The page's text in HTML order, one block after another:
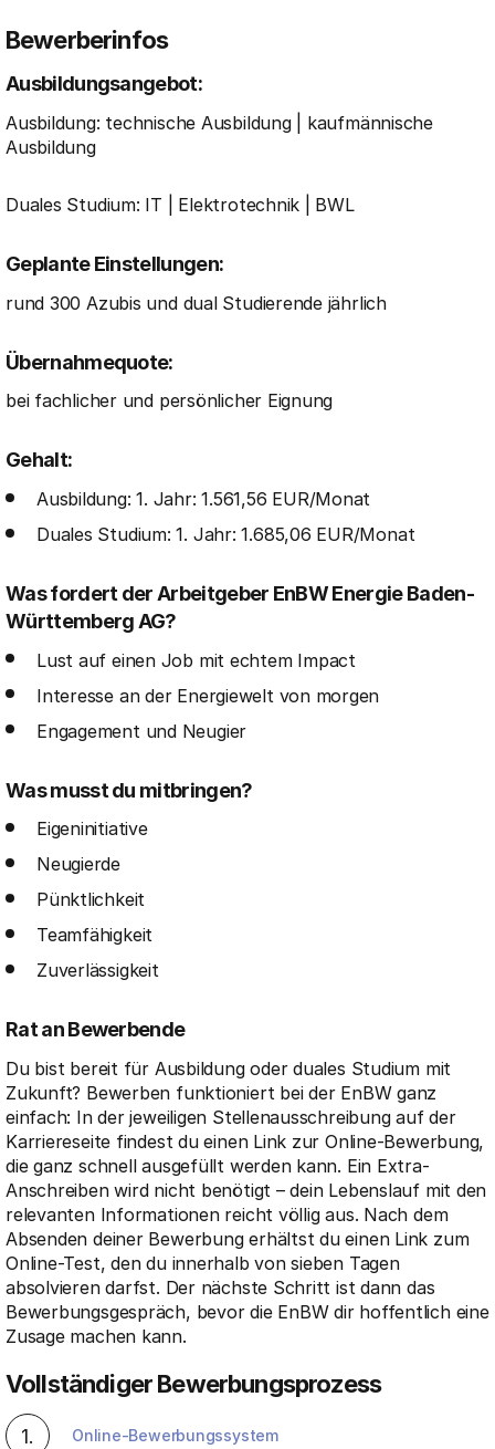
Bewerberinfos
Ausbildungsangebot:
Ausbildung: technische Ausbildung | kaufmännische
Ausbildung
Duales Studium: IT | Elektrotechnik | BWL
Geplante Einstellungen:
rund 300 Azubis und dual Studierende jährlich
Übernahmequote:
bei fachlicher und persönlicher Eignung
Gehalt:
Ausbildung: 1. Jahr: 1.561,56 EUR/Monat
Duales Studium: 1. Jahr: 1.685,06 EUR/Monat
Was fordert der Arbeitgeber EnBW Energie Baden-
Württemberg AG?
Lust auf einen Job mit echtem Impact
Interesse an der Energiewelt von morgen
Engagement und Neugier
Was musst du mitbringen?
Eigeninitiative
Neugierde
Pünktlichkeit
Teamfähigkeit
Zuverlässigkeit
Rat an Bewerbende
Du bist bereit für Ausbildung oder duales Studium mit
Zukunft? Bewerben funktioniert bei der EnBW ganz
einfach: In der jeweiligen Stellenausschreibung auf der
Karriereseite findest du einen Link zur Online-Bewerbung,
die ganz schnell ausgefüllt werden kann. Ein Extra-
Anschreiben wird nicht benötigt – dein Lebenslauf mit den
relevanten Informationen reicht völlig aus. Nach dem
Absenden deiner Bewerbung erhältst du einen Link zum
Online-Test, den du innerhalb von sieben Tagen
absolvieren darfst. Der nächste Schritt ist dann das
Bewerbungsgespräch, bevor die EnBW dir hoffentlich eine
Zusage machen kann.
Vollständiger Bewerbungsprozess
1. Online-Bewerbungssystem